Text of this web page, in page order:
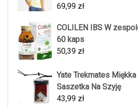
69,99 zł
COLILEN IBS W
60 kaps
50,39 zł
Yate Trekmates
Saszetka Na Szyję
43,99 zł